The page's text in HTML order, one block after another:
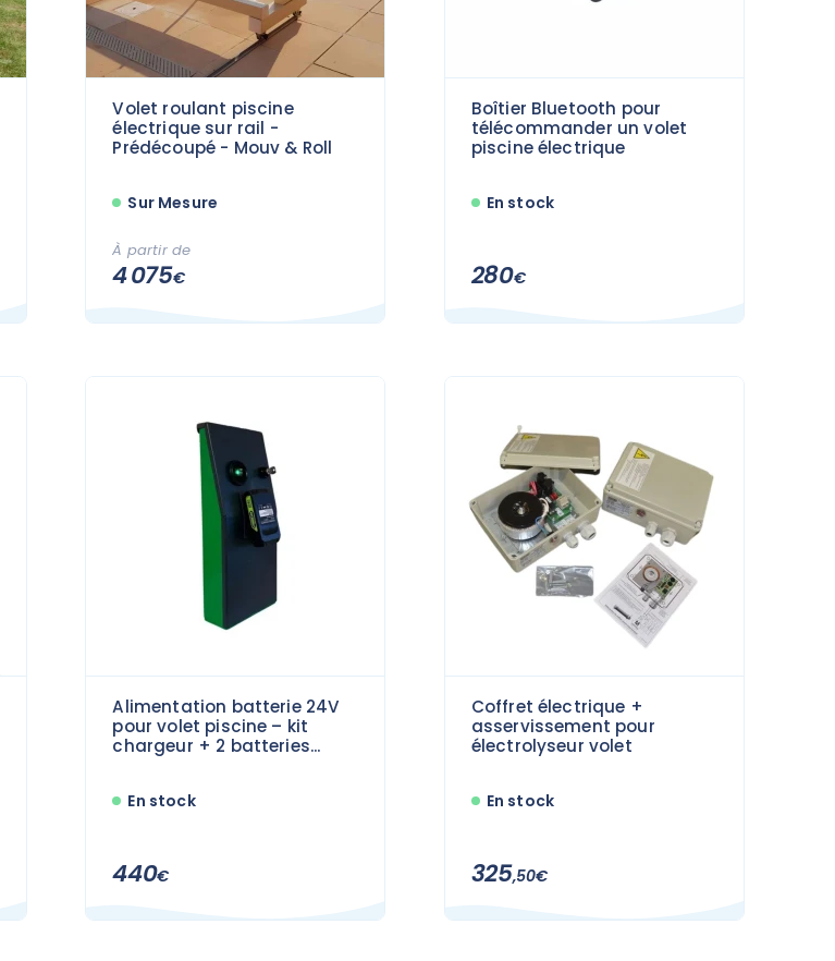
Volet roulant piscine
électrique sur rail -
Prédécoupé - Mouv & Roll
Sur Mesure
À partir de
4 075€
Boîtier Bluetooth pour
télécommander un volet
piscine électrique
En stock
280€
Alimentation batterie 24V
pour volet piscine – kit
chargeur + 2 batteries...
En stock
440€
Coffret électrique +
asservissement pour
électrolyseur volet
En stock
325,50€